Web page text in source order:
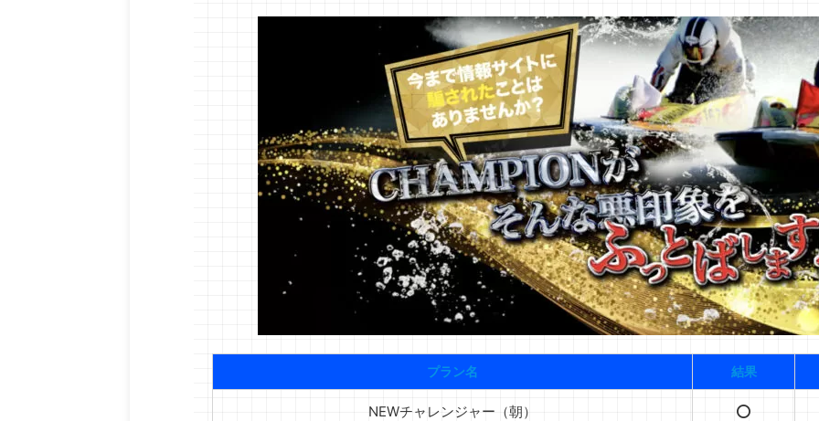
プラン名 結果
NEWチャレンジャー（朝） ⭕️